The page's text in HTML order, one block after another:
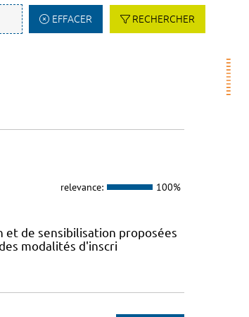
EFFACER RECHERCHER
relevance: 100%
de sensibilisation proposées
modalités d'inscri